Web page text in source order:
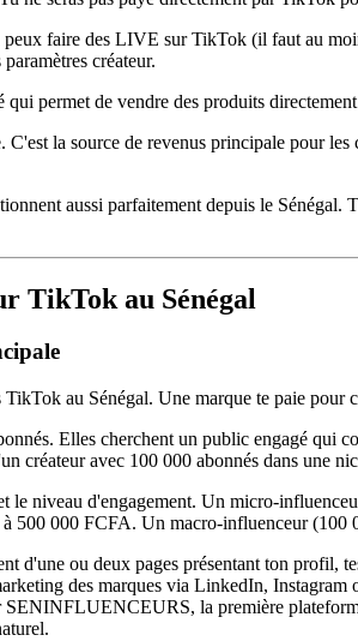
faire des LIVE sur TikTok (il faut au
créateur.
permet de vendre des produits
la source de revenus principale pour
aussi parfaitement depuis le
TikTok au Sénégal
au Sénégal. Une marque te paie
Elles cherchent un public engagé qui
créateur avec 100 000 abonnés dans une
le niveau d'engagement. Un micro-
500 000 FCFA. Un macro-influenceur
ou deux pages présentant ton profil,
des marques via LinkedIn,
la première